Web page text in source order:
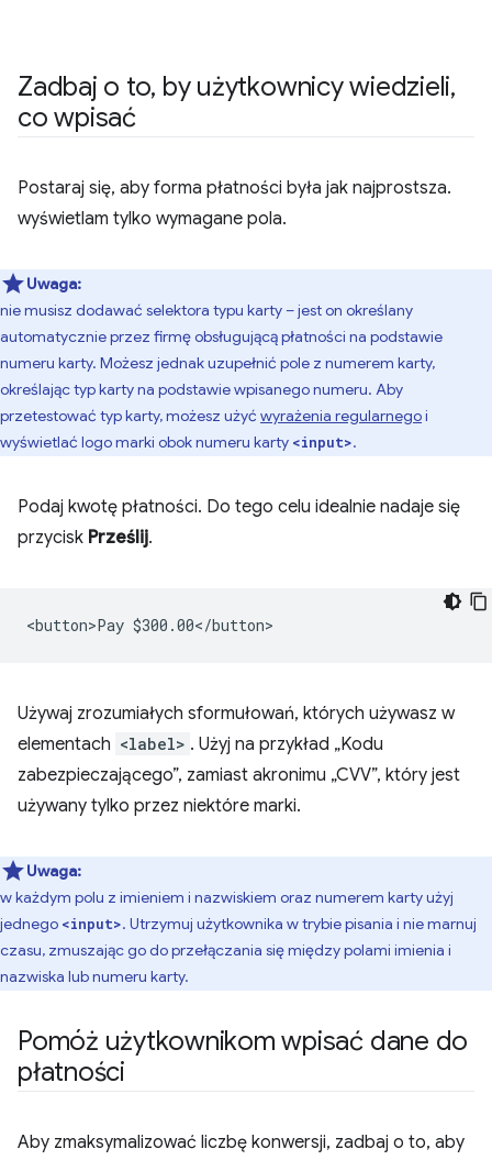
Zadbaj o to, by użytkownicy wiedzieli,
co wpisać
Postaraj się, aby forma płatności była jak najprostsza.
wyświetlam tylko wymagane pola.
Uwaga:
nie musisz dodawać selektora typu karty – jest on określany
automatycznie przez firmę obsługującą płatności na podstawie
numeru karty. Możesz jednak uzupełnić pole z numerem karty,
określając typ karty na podstawie wpisanego numeru. Aby
przetestować typ karty, możesz użyć wyrażenia regularnegoi
wyświetlać logo marki obok numeru karty <input>.
Podaj kwotę płatności. Do tego celu idealnie nadaje się
przycisk Prześlij.
Używaj zrozumiałych sformułowań, których używasz w
elementach <label> . Użyj na przykład „Kodu
zabezpieczającego”, zamiast akronimu „CVV”, który jest
używany tylko przez niektóre marki.
Uwaga:
w każdym polu z imieniem i nazwiskiem oraz numerem karty użyj
jednego <input>. Utrzymuj użytkownika w trybie pisania i nie marnuj
czasu, zmuszając go do przełączania się między polami imienia i
nazwiska lub numeru karty.
Pomóż użytkownikom wpisać dane do
płatności
Aby zmaksymalizować liczbę konwersji, zadbaj o to, aby